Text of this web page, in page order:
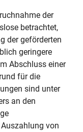
der
betrachtet,
der geförderten
geringere
Abschluss einer
für die
sind unter
an den
von